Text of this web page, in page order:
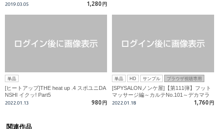
2019.03.05 1,280 円
単品
[ヒートアップ]THE heat up .4 スポユニDA
NSHI イクッ! Part5
2022.01.13 980 円
単品 HD サンプル ブラウザ視聴専用
[SPYSALONノンケ屋]【第111弾】フット
マッサージ編～カルテNo.101～デカマラ
いただきまーす！！元体育会系営業マンが
2022.01.18 1,760 円
関連作品